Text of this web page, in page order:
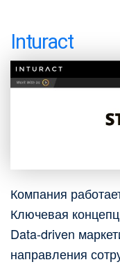
Inturact
Компания
Ключевая
Data-driven
направления